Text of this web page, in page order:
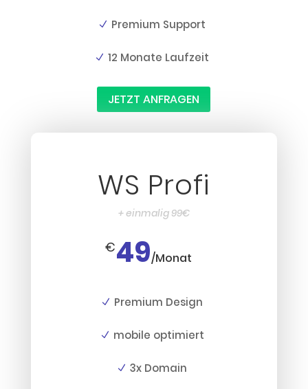
Premium Support
12 Monate Laufzeit
JETZT ANFRAGEN
WS Profi
+ einmalig 99€
€49/Monat
Premium Design
mobile optimiert
3x Domain